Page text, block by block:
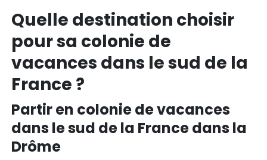
Quelle destination choisir
pour sa colonie de
vacances dans le sud de la
France ?
Partir en colonie de vacances
dans le sud de la France dans la
Drôme